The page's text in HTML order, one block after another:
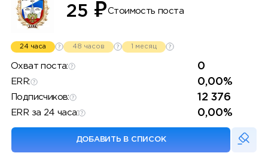
25 ₽Стоимость поста
24 часа 48 часов 1 месяц
Охват поста: 0
ERR: 0,00%
Подписчиков: 12 376
ERR за 24 часа: 0,00%
ДОБАВИТЬ В СПИСОК